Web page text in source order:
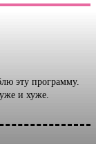
эту программу.
и хуже.